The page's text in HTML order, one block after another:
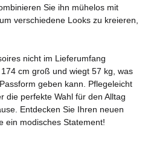
Sie ihn mühelos mit
verschiedene Looks zu kreieren,
nicht im Lieferumfang
cm groß und wiegt 57 kg, was
geben kann. Pflegeleicht
die perfekte Wahl für den Alltag
Entdecken Sie Ihren neuen
ein modisches Statement!